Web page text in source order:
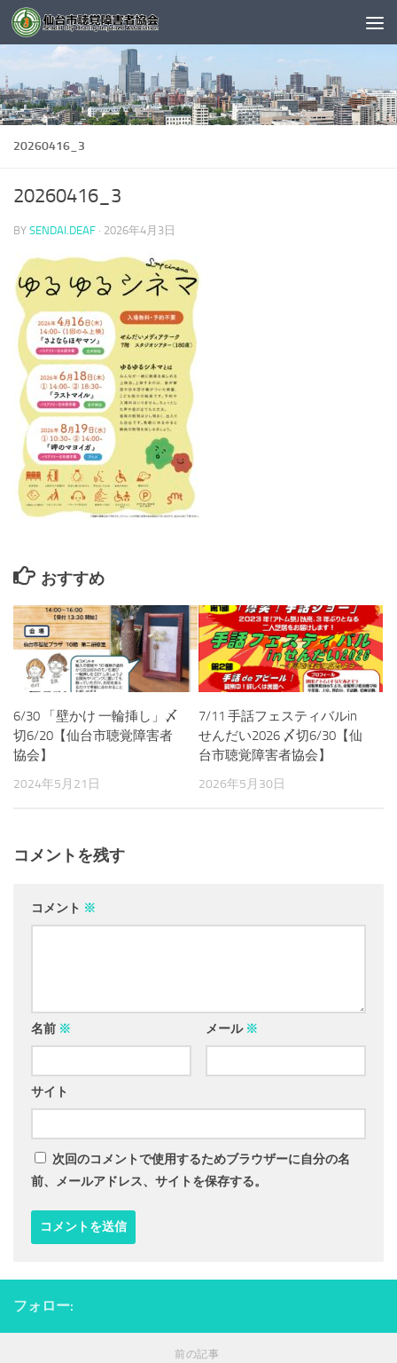
コンテンツへスキップ
20260416_3
20260416_3
BY SENDAI.DEAF · 2026年4月3日
おすすめ
6/30 「壁かけ 一輪挿し」〆
切6/20【仙台市聴覚障害者
協会】
2024年5月21日
7/11 手話フェスティバルin
せんだい2026 〆切6/30【仙
台市聴覚障害者協会】
2026年5月30日
コメントを残す
コメント ※
名前 ※ メール ※
サイト
次回のコメントで使用するためブラウザーに自分の名
前、メールアドレス、サイトを保存する。
フォロー:
前の記事